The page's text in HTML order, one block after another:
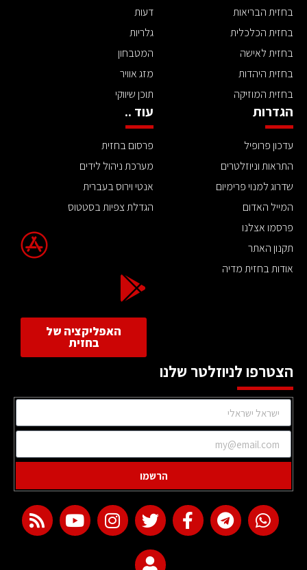
בחזית הבריאות
בחזית הכלכלית
בחזית לאישה
בחזית היהדות
בחזית המוזיקה
דעות
גלריות
המטבחון
מזג אוויר
תוכן שיווקי
הגדרות
עדכון פרופיל
התראות וניוזלטרים
שדרוג למנוי פרימיום
המייל האדום
פרסמו אצלנו
תקנון האתר
אודות בחזית מדיה
עוד ..
פרסום בחזית
מערכת ניהול לידים
אנטי וירוס בעברית
הגדלת צפיות בסטטוס
האפליקציה של
בחזית
הצטרפו לניוזלטר שלנו
הרשמו